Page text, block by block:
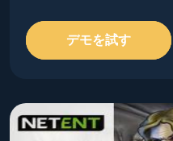
デモを試す